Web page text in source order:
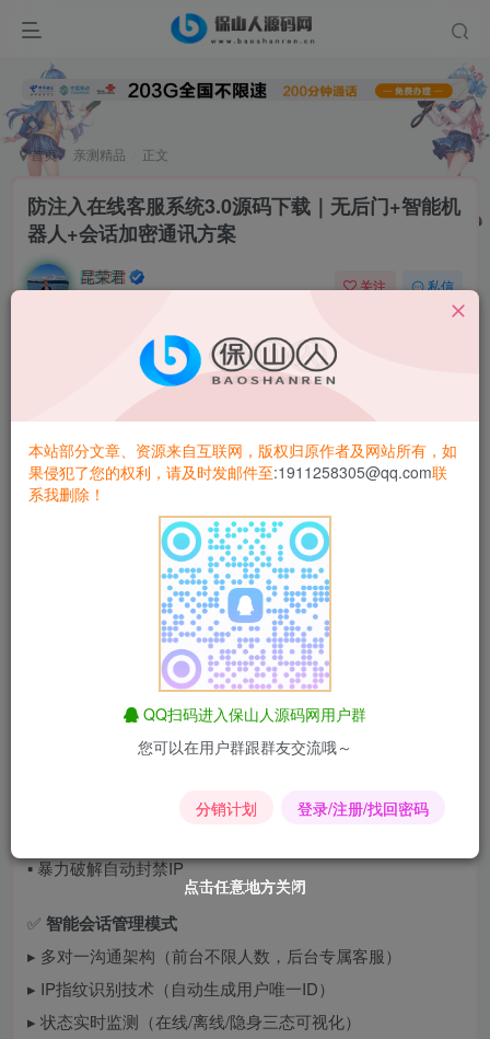
首页 亲测精品 正文
防注入在线客服系统3.0源码下载｜无后门+智能机
器人+会话加密通讯方案
昆荣君
1年前更新
关注 私信
防注入在线客服系统3.0 源码下载｜无后门+智能机器人+会话
为什么金融/医疗行业首选这套安全客服系
统？
网（baoshanren.cn）独家发布的
，集成会话加密+IP追踪+智能机器人三重防护，0
一、六大核心功能重塑沟通安全
五重防注入防御体系
▪️ SQL注入过滤引擎（拦截率99.99%）
▪️ 会话内容AES256加密传输
▪️ 暴力破解自动封禁IP
✅ ​ 智能会话管理模式
▸ 多对一沟通架构（前台不限人数，后台专属客服）
▸ IP指纹识别技术（自动生成用户唯一ID）
▸ 状态实时监测（在线/离线/隐身三态可视化）
点击任意地方关闭
点击任意地方关闭
点击任意地方关闭
点击任意地方关闭
点击任意地方关闭
点击任意地方关闭
本站部分文章、资源来自互联网，版权归原作者及网站所有，如
果侵犯了您的权利，请及时发邮件至:1911258305@qq.com联
系我删除！
QQ扫码进入保山人源码网用户群
您可以在用户群跟群友交流哦～
分销计划 登录/注册/找回密码